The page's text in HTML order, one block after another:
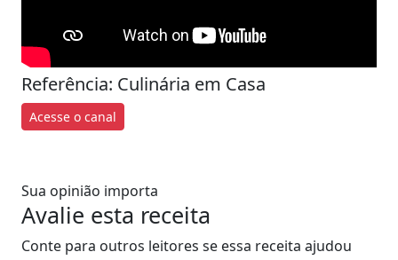
Referência: Culinária em Casa
Acesse o canal
Sua opinião importa
Avalie esta receita
Conte para outros leitores se essa receita ajudou